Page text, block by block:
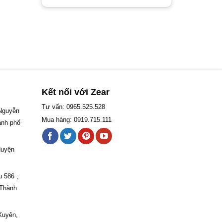
phố
586 ,
Kết nối với Zear
Tư vấn: 0965.525.528
Mua hàng: 0919.715.111